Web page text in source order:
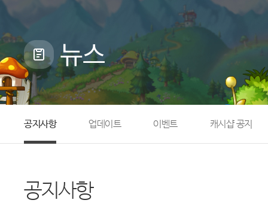
업데이트
캐시샵 공지
메이플 알림판
with maple
직업소개
확률형 아이템
NEXON NOW
뉴스
공지사항 업데이트 이벤트 캐시샵 공지
공지사항